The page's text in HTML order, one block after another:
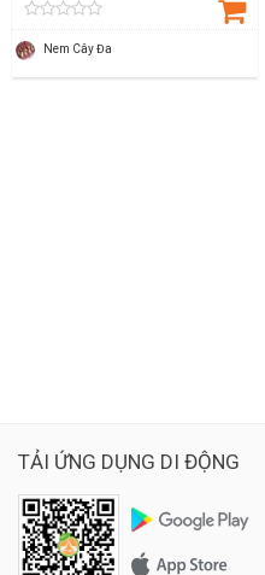
Nem Cây Đa
TẢI ỨNG DỤNG DI ĐỘNG